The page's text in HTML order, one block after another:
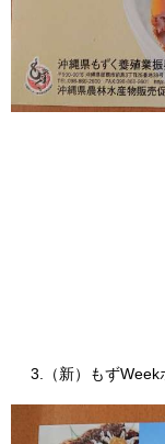
3.（新）もずWeek